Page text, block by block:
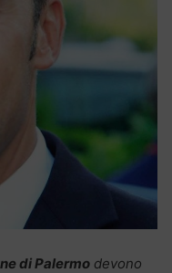
di Palermo devono